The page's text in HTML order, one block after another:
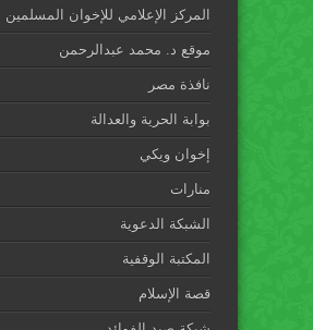
المركز الإعلامي للإخوان المسلمين
موقع د. محمد عبدالرحمن
نافذة مصر
بوابة الحرية والعدالة
إخوان ويكي
منارات
الشبكة الدعوية
المكتبة الوقفية
قصة الإسلام